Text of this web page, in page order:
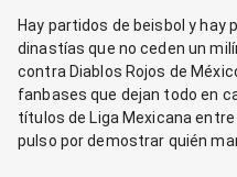
Hay partidos de beisbol y
dinastías que no ceden un
contra Diablos Rojos de
fanbases que dejan todo en
títulos de Liga Mexicana
pulso por demostrar quién